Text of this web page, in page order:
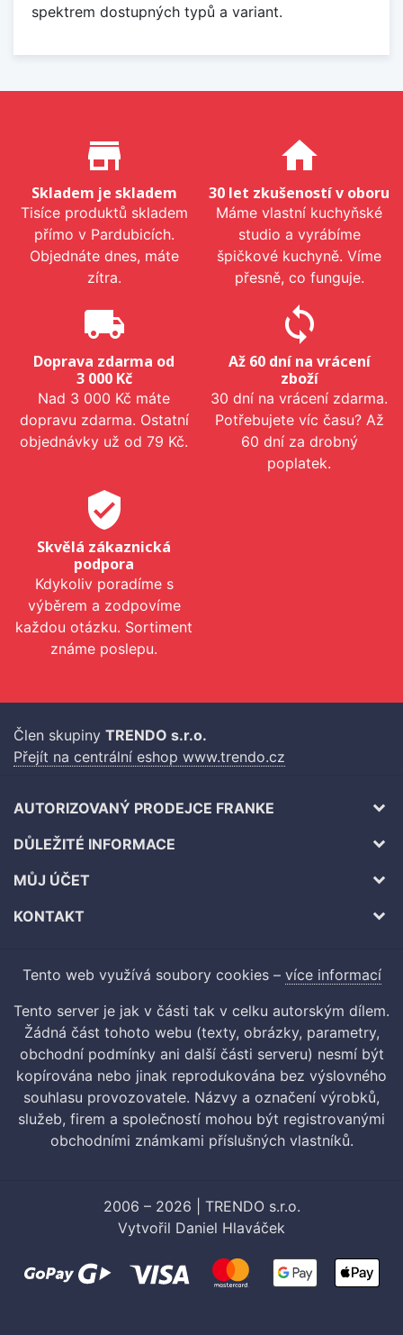
spektrem dostupných typů a variant.
Proč nakupovat u nás?
store_mall_directory
Skladem je skladem
Tisíce produktů skladem
přímo v Pardubicích.
Objednáte dnes, máte
zítra.
home
30 let zkušeností v oboru
Máme vlastní kuchyňské
studio a vyrábíme
špičkové kuchyně. Víme
přesně, co funguje.
local_shipping
Doprava zdarma od
3 000 Kč
Nad 3 000 Kč máte
dopravu zdarma. Ostatní
objednávky už od 79 Kč.
sync
Až 60 dní na vrácení
zboží
30 dní na vrácení zdarma.
Potřebujete víc času? Až
60 dní za drobný
poplatek.
verified_user
Skvělá zákaznická
podpora
Kdykoliv poradíme s
výběrem a zodpovíme
každou otázku. Sortiment
známe poslepu.
Člen skupiny TRENDO s.r.o.
Přejít na centrální eshop www.trendo.cz
AUTORIZOVANÝ PRODEJCE FRANKE
DŮLEŽITÉ INFORMACE
MŮJ ÚČET
KONTAKT
Tento web využívá soubory cookies – více informací
Tento server je jak v části tak v celku autorským dílem.
Žádná část tohoto webu (texty, obrázky, parametry,
obchodní podmínky ani další části serveru) nesmí být
kopírována nebo jinak reprodukována bez výslovného
souhlasu provozovatele. Názvy a označení výrobků,
služeb, firem a společností mohou být registrovanými
obchodními známkami příslušných vlastníků.
2006 – 2026 | TRENDO s.r.o.
Vytvořil Daniel Hlaváček